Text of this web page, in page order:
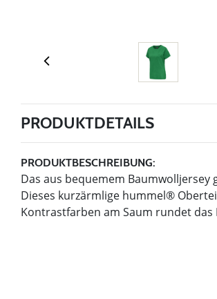
PRODUKTDETAILS
PRODUKTBESCHREIBUNG:
Das aus bequemem Baumwolljersey
Dieses kurzärmlige hummel®
Kontrastfarben am Saum rundet das